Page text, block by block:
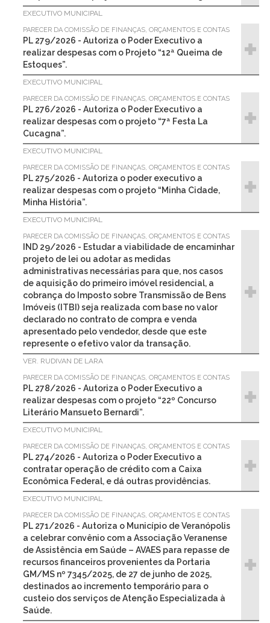
EXECUTIVO MUNICIPAL
PARECER DA COMISSÃO DE FINANÇAS, ORÇAMENTOS E CONTAS
PL 279/2026 - Autoriza o Poder Executivo a
realizar despesas com o Projeto “12ª Queima de
Estoques”.
EXECUTIVO MUNICIPAL
PARECER DA COMISSÃO DE FINANÇAS, ORÇAMENTOS E CONTAS
PL 276/2026 - Autoriza o Poder Executivo a
realizar despesas com o projeto “7ª Festa La
Cucagna”.
EXECUTIVO MUNICIPAL
PARECER DA COMISSÃO DE FINANÇAS, ORÇAMENTOS E CONTAS
PL 275/2026 - Autoriza o poder executivo a
realizar despesas com o projeto “Minha Cidade,
Minha História”.
EXECUTIVO MUNICIPAL
PARECER DA COMISSÃO DE FINANÇAS, ORÇAMENTOS E CONTAS
IND 29/2026 - Estudar a viabilidade de encaminhar
projeto de lei ou adotar as medidas
administrativas necessárias para que, nos casos
de aquisição do primeiro imóvel residencial, a
cobrança do Imposto sobre Transmissão de Bens
Imóveis (ITBI) seja realizada com base no valor
declarado no contrato de compra e venda
apresentado pelo vendedor, desde que este
represente o efetivo valor da transação.
VER. RUDIVAN DE LARA
PARECER DA COMISSÃO DE FINANÇAS, ORÇAMENTOS E CONTAS
PL 278/2026 - Autoriza o Poder Executivo a
realizar despesas com o projeto “22º Concurso
Literário Mansueto Bernardi”.
EXECUTIVO MUNICIPAL
PARECER DA COMISSÃO DE FINANÇAS, ORÇAMENTOS E CONTAS
PL 274/2026 - Autoriza o Poder Executivo a
contratar operação de crédito com a Caixa
Econômica Federal, e dá outras providências.
EXECUTIVO MUNICIPAL
PARECER DA COMISSÃO DE FINANÇAS, ORÇAMENTOS E CONTAS
PL 271/2026 - Autoriza o Município de Veranópolis
a celebrar convênio com a Associação Veranense
de Assistência em Saúde – AVAES para repasse de
recursos financeiros provenientes da Portaria
GM/MS nº 7345/2025, de 27 de junho de 2025,
destinados ao incremento temporário para o
custeio dos serviços de Atenção Especializada à
Saúde.